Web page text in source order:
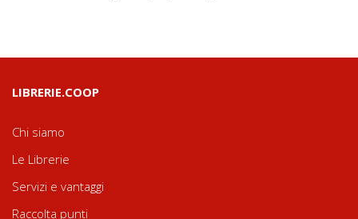
LIBRERIE.COOP
Chi siamo
Le Librerie
Servizi e vantaggi
Raccolta punti